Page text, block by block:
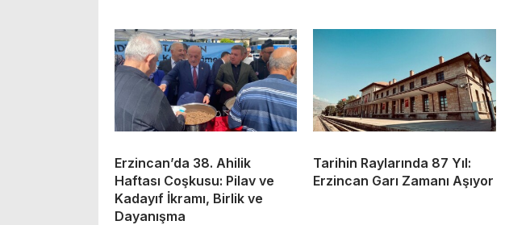
Erzincan’da 38. Ahilik
Haftası Coşkusu: Pilav ve
Kadayıf İkramı, Birlik ve
Dayanışma
Tarihin Raylarında 87 Yıl:
Erzincan Garı Zamanı Aşıyor